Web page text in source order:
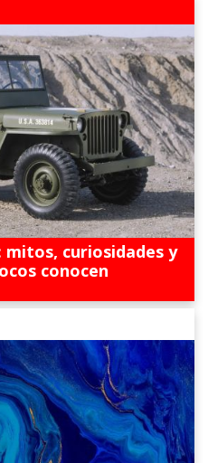
mitos, curiosidades y
conocen